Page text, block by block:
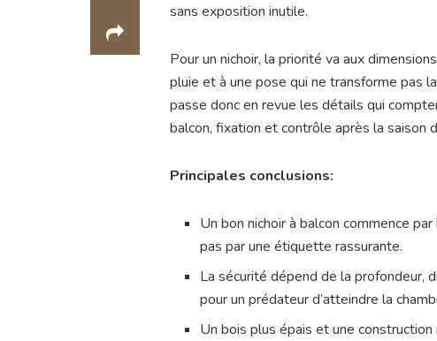
sans exposition inutile.
Pour un nichoir, la priorité va aux
pluie et à une pose qui ne transforme pas
passe donc en revue les détails qui
balcon, fixation et contrôle après la saison
Principales conclusions:
Un bon nichoir à balcon commence
pas par une étiquette rassurante.
La sécurité dépend de la profondeur,
pour un prédateur d’atteindre la
Un bois plus épais et une